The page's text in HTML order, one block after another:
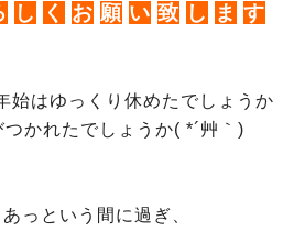
し く お 願 い 致 し ま す
始はゆっくり休めたでしょうか
かれたでしょうか( *´艸｀)
っという間に過ぎ、